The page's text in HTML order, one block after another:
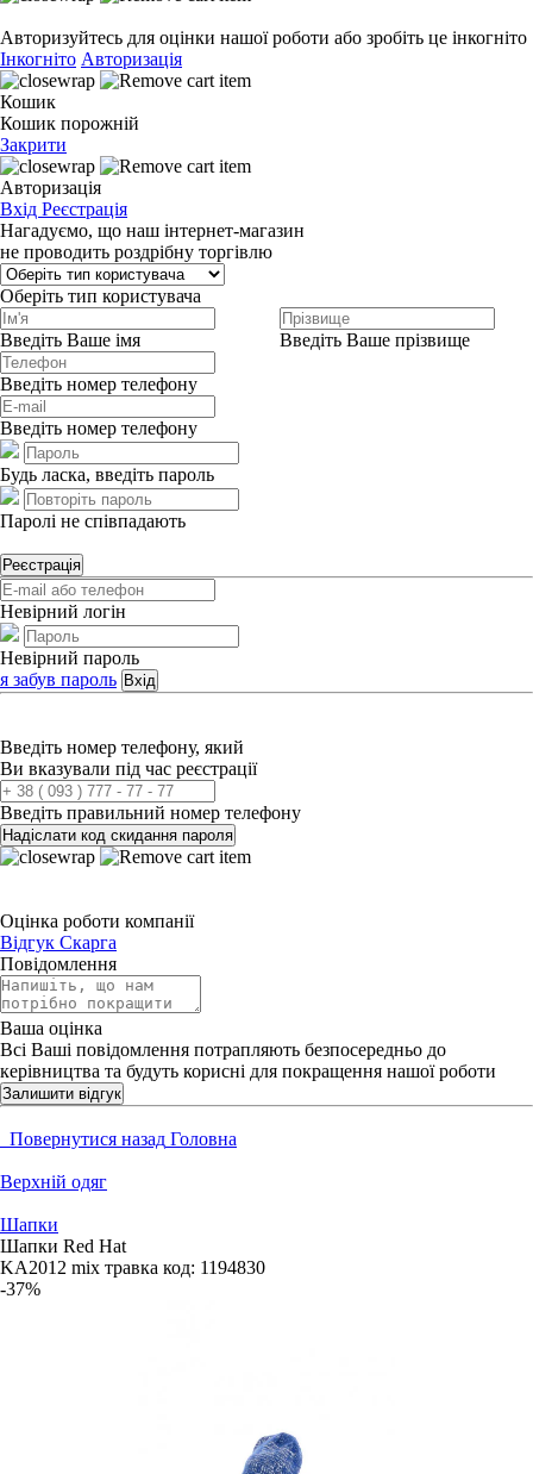
Авторизуйтесь для оцінки нашої роботи або зробіть це інкогніто
Інкогніто Авторизація
Кошик
Кошик порожній
Закрити
Авторизація
Вхід Реєстрація
Нагадуємо, що наш інтернет-магазин
не проводить роздрібну торгівлю
Оберіть тип користувача
Введіть Ваше імя Введіть Ваше прізвище
Введіть номер телефону
Введіть номер телефону
Будь ласка, введіть пароль
Паролі не співпадають
Реєстрація
Невірний логін
Невірний пароль
я забув пароль Вхід
Введіть номер телефону, який
Ви вказували під час реєстрації
Введіть правильний номер телефону
Надіслати код скидання пароля
Оцінка роботи компанії
Відгук Скарга
Повідомлення
Ваша оцінка
Всі Ваші повідомлення потрапляють безпосередньо до
керівництва та будуть корисні для покращення нашої роботи
Залишити відгук
Повернутися назад Головна
Верхній одяг
Шапки
Шапки Red Hat
KA2012 mix травка код: 1194830
-37%